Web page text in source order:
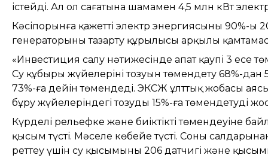
істейді. Ал ол сағатына шамамен 4,5 млн кВт
Кәсіпорынға қажетті электр энергиясының 90%-
генераторының тазарту құрылысы арқылы
«Инвестиция салу нәтижесінде апат қаупі 3 есе
Су құбыры жүйелерінің тозуын төмендету 68%-дан
73%-ға дейін төмендеді. ЭКСЖ ұлттық жобасы
бұру жүйелеріндегі тозуды 15%-ға төмендетуді
Күрделі рельефке және биіктіктің төмендеуіне
қысым түсті. Мәселе көбейе түсті. Соның
реттеу үшін су қысымының 206 датчигі және